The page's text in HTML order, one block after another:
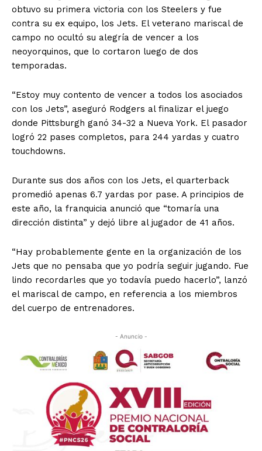
obtuvo su primera victoria con los Steelers y fue
contra su ex equipo, los Jets. El veterano mariscal de
campo no ocultó su alegría de vencer a los
neoyorquinos, que lo cortaron luego de dos
temporadas.
“Estoy muy contento de vencer a todos los asociados
con los Jets”, aseguró Rodgers al finalizar el juego
donde Pittsburgh ganó 34-32 a Nueva York. El pasador
logró 22 pases completos, para 244 yardas y cuatro
touchdowns.
Durante sus dos años con los Jets, el quarterback
promedió apenas 6.7 yardas por pase. A principios de
este año, la franquicia anunció que “tomaría una
dirección distinta” y dejó libre al jugador de 41 años.
“Hay probablemente gente en la organización de los
Jets que no pensaba que yo podría seguir jugando. Fue
lindo recordarles que yo todavía puedo hacerlo”, lanzó
el mariscal de campo, en referencia a los miembros
del cuerpo de entrenadores.
- Anuncio -